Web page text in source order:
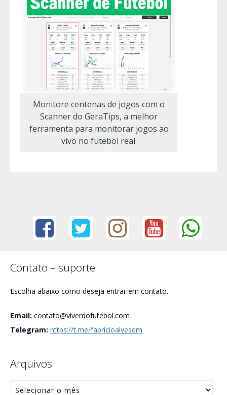
Monitore centenas de jogos com o
Scanner do GeraTips, a melhor
ferramenta para monitorar jogos ao
vivo no futebol real.
Contato – suporte
Escolha abaixo como deseja entrar em contato.
Email: contato@viverdofutebol.com
Telegram: https://t.me/fabricioalvesdm
Arquivos